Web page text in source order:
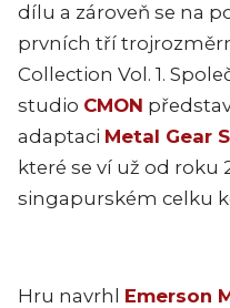
dílu a zároveň se na
prvních tří
Collection Vol. 1.
studio CMON
adaptaci Metal Gear
které se ví už od roku
singapurském celku
Hru navrhl Emerson